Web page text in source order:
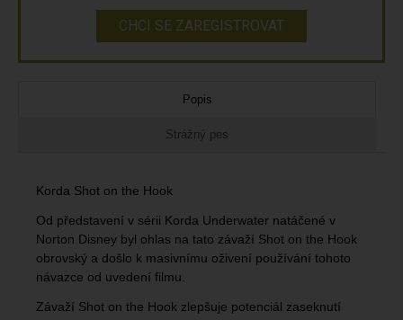
CHCI SE ZAREGISTROVAT
Popis
Strážný pes
Korda Shot on the Hook
Od představení v sérii Korda Underwater natáčené v
Norton Disney byl ohlas na tato závaží Shot on the Hook
obrovský a došlo k masivnímu oživení používání tohoto
návazce od uvedení filmu.
Závaží Shot on the Hook zlepšuje potenciál zaseknutí